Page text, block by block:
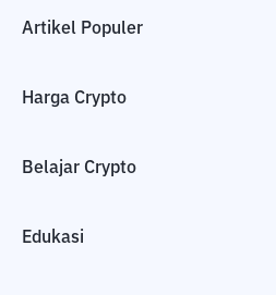
Artikel Populer
Harga Crypto
Belajar Crypto
Edukasi